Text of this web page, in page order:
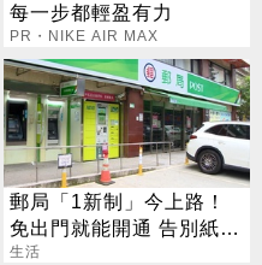
每一步都輕盈有力
PR・NIKE AIR MAX
郵局「1新制」今上路！
免出門就能開通 告別紙本
不用跑臨櫃
生活